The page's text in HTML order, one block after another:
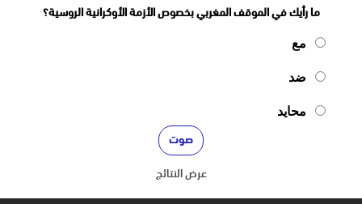
ما رأيك في الموقف المغربي بخصوص الأزمة الأوكرانية الروسية؟
مع
ضد
محايد
عرض النتائج